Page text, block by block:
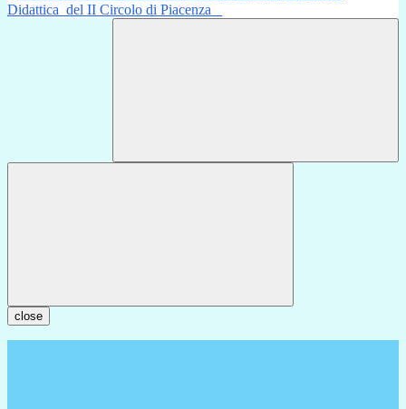
Didattica del II Circolo di Piacenza
close